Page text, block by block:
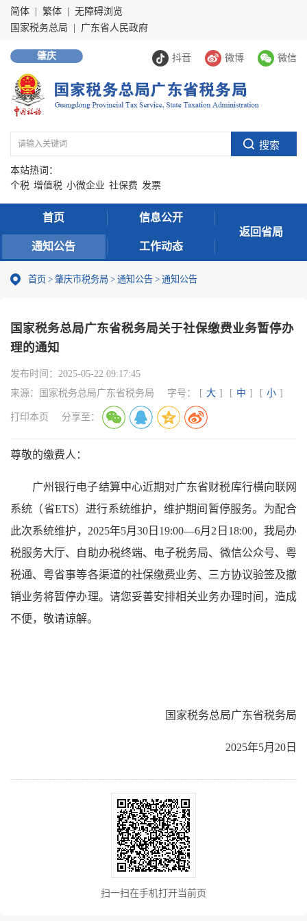
简体 繁体
无障碍浏览
国家税务总局
广东省人民政府
抖音 微博 微信
肇庆
本站热词：
个税 增值税 小微企业 社保费 发票
首页 信息公开
通知公告 工作动态
返回省局
首页 > 肇庆市税务局 > 通知公告 > 通知公告
国家税务总局广东省税务局关于社保缴费业务暂停办
理的通知
发布时间： 2025-05-22 09:17:45
来源：
国家税务总局广东省税务局 字号： [ 大 ] [ 中 ] [ 小 ]
打印本页 分享至：
尊敬的缴费人：
广州银行电子结算中心近期对广东省财税库行横向联网
系统（省ETS）进行系统维护，维护期间暂停服务。为配合
此次系统维护，2025年5月30日19:00—6月2日18:00，我局办
税服务大厅、自助办税终端、电子税务局、微信公众号、粤
税通、粤省事等各渠道的社保缴费业务、三方协议验签及撤
销业务将暂停办理。请您妥善安排相关业务办理时间，造成
不便，敬请谅解。
国家税务总局广东省税务局
2025年5月20日
扫一扫在手机打开当前页